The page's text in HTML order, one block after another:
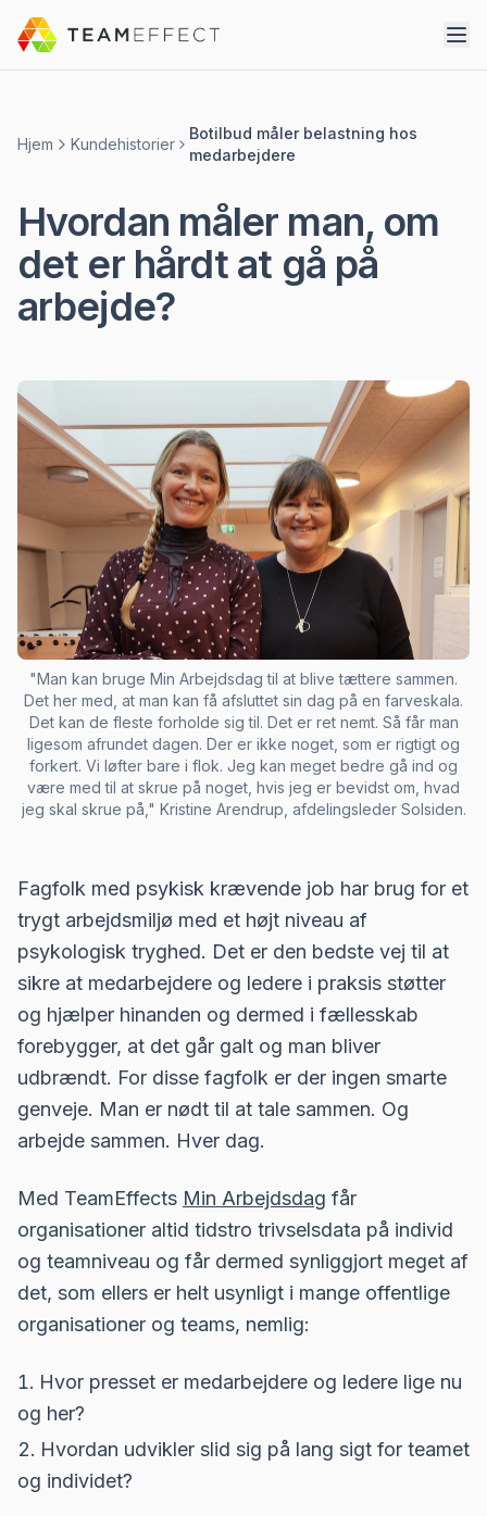
Hjem Kundehistorier
Botilbud måler belastning hos
medarbejdere
Hvordan måler man, om
det er hårdt at gå på
arbejde?
"Man kan bruge Min Arbejdsdag til at blive tættere sammen.
Det her med, at man kan få afsluttet sin dag på en farveskala.
Det kan de fleste forholde sig til. Det er ret nemt. Så får man
ligesom afrundet dagen. Der er ikke noget, som er rigtigt og
forkert. Vi løfter bare i flok. Jeg kan meget bedre gå ind og
være med til at skrue på noget, hvis jeg er bevidst om, hvad
jeg skal skrue på," Kristine Arendrup, afdelingsleder Solsiden.
Fagfolk med psykisk krævende job har brug for et
trygt arbejdsmiljø med et højt niveau af
psykologisk tryghed. Det er den bedste vej til at
sikre at medarbejdere og ledere i praksis støtter
og hjælper hinanden og dermed i fællesskab
forebygger, at det går galt og man bliver
udbrændt. For disse fagfolk er der ingen smarte
genveje. Man er nødt til at tale sammen. Og
arbejde sammen. Hver dag.
Med TeamEffects Min Arbejdsdag får
organisationer altid tidstro trivselsdata på individ
og teamniveau og får dermed synliggjort meget af
det, som ellers er helt usynligt i mange offentlige
organisationer og teams, nemlig:
Hvor presset er medarbejdere og ledere lige nu
og her?
Hvordan udvikler slid sig på lang sigt for teamet
og individet?